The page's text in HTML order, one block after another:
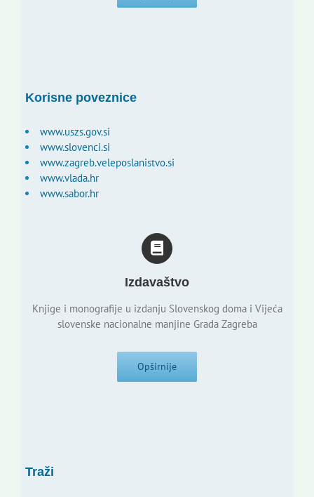
Korisne poveznice
www.uszs.gov.si
www.slovenci.si
www.zagreb.veleposlanistvo.si
www.vlada.hr
www.sabor.hr
Izdavaštvo
Knjige i monografije u izdanju Slovenskog doma i Vijeća
slovenske nacionalne manjine Grada Zagreba
Opširnije
Traži